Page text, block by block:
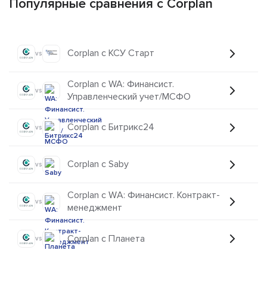
Популярные сравнения с Corplan
vs Corplan с КСУ Старт
vs
Corplan с WA: Финансист.
Управленческий учет/МСФО
vs Corplan с Битрикс24
vs Corplan с Saby
vs
Corplan с WА: Финансист. Контракт-
менеджмент
vs Corplan с Планета